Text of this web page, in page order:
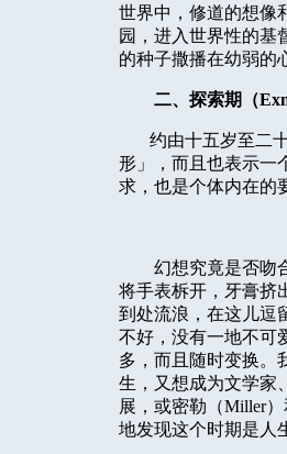
世界中，修道的想像
园，进入世界性的基
的种子撒播在幼弱的
二、探索期（
约由十五岁至二
形」，而且也表示一
求，也是个体内在的
幻想究竟是否吻
将手表柝开，牙膏挤
到处流浪，在这儿逗
不好，没有一地不可
多，而且随时变换。
生，又想成为文学家
展，或密勒（Miller）
地发现这个时期是人